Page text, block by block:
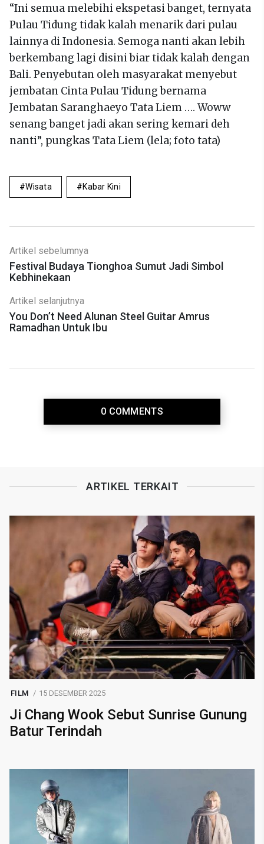
“Ini semua melebihi ekspetasi banget, ternyata
Pulau Tidung tidak kalah menarik dari pulau
lainnya di Indonesia. Semoga nanti akan lebih
berkembang lagi disini biar tidak kalah dengan
Bali. Penyebutan oleh masyarakat menyebut
jembatan Cinta Pulau Tidung bernama
Jembatan Saranghaeyo Tata Liem …. Woww
senang banget jadi akan sering kemari deh
nanti”, pungkas Tata Liem (lela; foto tata)
Wisata Kabar Kini
Artikel sebelumnya
Festival Budaya Tionghoa Sumut Jadi Simbol
Kebhinekaan
Artikel selanjutnya
You Don’t Need Alunan Steel Guitar Amrus
Ramadhan Untuk Ibu
0 COMMENTS
ARTIKEL TERKAIT
FILM 15 DESEMBER 2025
Ji Chang Wook Sebut Sunrise Gunung
Batur Terindah